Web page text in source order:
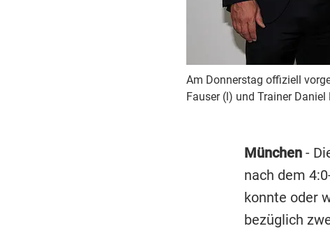
Am Donnerstag offiziell
Fauser (l) und Trainer Daniel
München-
nach dem
konnte oder
bezüglich